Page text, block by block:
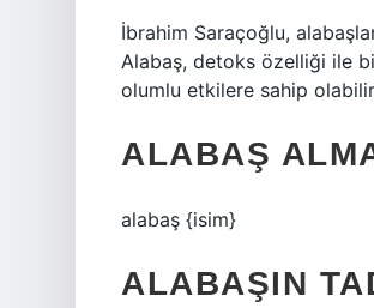
İbrahim Saraçoğlu,
Alabaş, detoks özelliği ile
olumlu etkilere sahip
ALABAŞ
alabaş {isim}
ALABAŞIN